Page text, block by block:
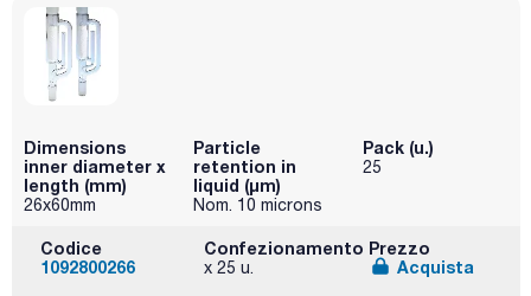
Dimensions
inner diameter x
length (mm)
26x60mm
Particle
retention in
liquid (μm)
Nom. 10 microns
Pack (u.)
25
Codice
1092800266
Confezionamento
x 25 u.
Prezzo
Acquista